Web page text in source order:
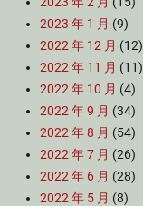
2023 年 1 月 (9)
2022 年 12 月 (12)
2022 年 11 月 (11)
2022 年 10 月 (4)
2022 年 9 月 (34)
2022 年 8 月 (54)
2022 年 7 月 (26)
2022 年 6 月 (28)
2022 年 5 月 (8)